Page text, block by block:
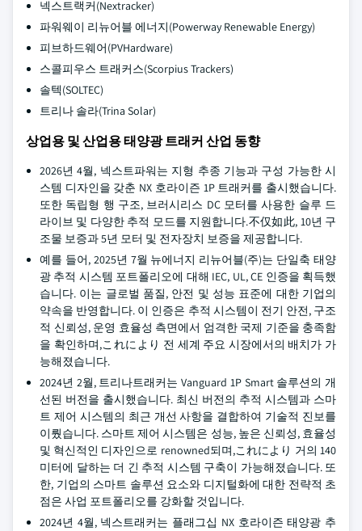
넥스트랙커(Nextracker)
파워웨이 리뉴어블 에너지(Powerway Renewable Energy)
피브하드웨어(PVHardware)
스콜피우스 트래커스(Scorpius Trackers)
솔텍(SOLTEC)
트리나 솔라(Trina Solar)
상업용 및 산업용 태양광 트래커 산업 동향
2026년 4월, 넥스트파워는 지형 추종 기능과 구성 가능한 시
스템 디자인을 갖춘 NX 호라이즌 1P 트래커를 출시했습니다.
또한 독립형 행 구조, 브러시리스 DC 모터를 사용한 슬루 드
라이브 및 다양한 추적 모드를 지원합니다.不仅如此, 10년 구
조물 보증과 5년 모터 및 전자장치 보증을 제공합니다.
예를 들어, 2025년 7월 뉴에너지 리뉴어블(주)는 단일축 태양
광 추적 시스템 포트폴리오에 대해 IEC, UL, CE 인증을 획득했
습니다. 이는 글로벌 품질, 안전 및 성능 표준에 대한 기업의
약속을 반영합니다. 이 인증은 추적 시스템이 전기 안전, 구조
적 신뢰성, 운영 효율성 측면에서 엄격한 국제 기준을 충족함
을 확인하며,これにより 전 세계 주요 시장에서의 배치가 가
능해졌습니다.
2024년 2월, 트리나트래커는 Vanguard 1P Smart 솔루션의 개
선된 버전을 출시했습니다. 최신 버전의 추적 시스템과 스마
트 제어 시스템의 최근 개선 사항을 결합하여 기술적 진보를
이뤘습니다. 스마트 제어 시스템은 성능, 높은 신뢰성, 효율성
및 혁신적인 디자인으로 renowned되며,これにより 거의 140
미터에 달하는 더 긴 추적 시스템 구축이 가능해졌습니다. 또
한, 기업의 스마트 솔루션 요소와 디지털화에 대한 전략적 초
점은 사업 포트폴리오를 강화할 것입니다.
2024년 4월, 넥스트래커는 플래그십 NX 호라이즌 태양광 추